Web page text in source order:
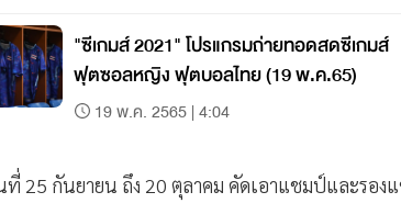
"ซีเกมส์ 2021" โปรแกรมถ่ายทอดสดซีเกมส์
ฟุตซอลหญิง ฟุตบอลไทย (19 พ.ค.65)
19 พ.ค. 2565 | 4:04
ที่ 25 กันยายน ถึง 20 ตุลาคม คัดเอาแชมป์และรอง